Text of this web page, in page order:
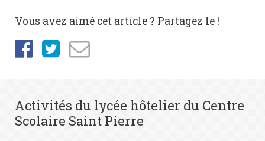
Vous avez aimé cet article ? Partagez le !
Activités du lycée hôtelier du Centre
Scolaire Saint Pierre